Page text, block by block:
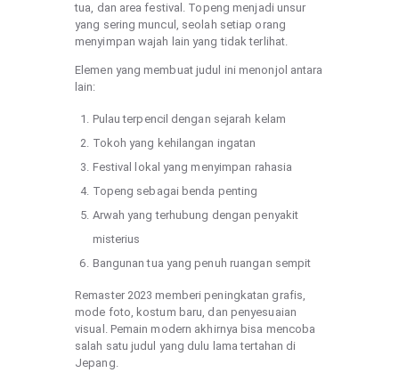
tua, dan area festival. Topeng menjadi unsur
yang sering muncul, seolah setiap orang
menyimpan wajah lain yang tidak terlihat.
Elemen yang membuat judul ini menonjol antara
lain:
Pulau terpencil dengan sejarah kelam
Tokoh yang kehilangan ingatan
Festival lokal yang menyimpan rahasia
Topeng sebagai benda penting
Arwah yang terhubung dengan penyakit
misterius
Bangunan tua yang penuh ruangan sempit
Remaster 2023 memberi peningkatan grafis,
mode foto, kostum baru, dan penyesuaian
visual. Pemain modern akhirnya bisa mencoba
salah satu judul yang dulu lama tertahan di
Jepang.